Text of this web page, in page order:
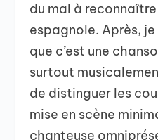
du mal à
espagnole. Après,
que c’est une
surtout
de distinguer les
mise en scène
chanteuse